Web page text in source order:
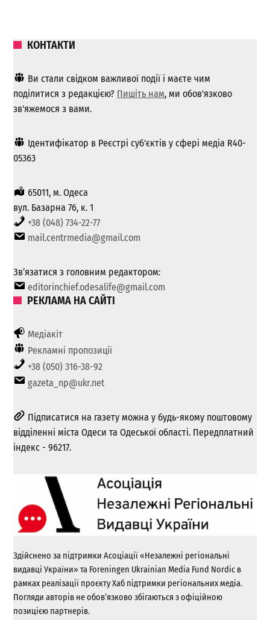
КОНТАКТИ
Ви стали свідком важливої ​​події і маєте чим
поділитися з редакцією? Пишіть нам, ми обов'язково
зв'яжемося з вами.
Ідентифікатор в Реєстрі суб'єктів у сфері медіа R40-
05363
65011, м. Одеса
вул. Базарна 76, к. 1
+38 (048) 734-22-77
mail.centrmedia@gmail.com
Зв’язатися з головним редактором:
editorinchief.odesalife@gmail.com
РЕКЛАМА НА САЙТІ
Медіакіт
Рекламні пропозиції
+38 (050) 316-38-92
gazeta_np@ukr.net
Підписатися на газету можна у будь-якому поштовому
відділенні міста Одеси та Одеської області. Передплатний
індекс - 96217.
Здійснено за підтримки Асоціації «Незалежні регіональні
видавці України» та Foreningen Ukrainian Media Fund Nordic в
рамках реалізації проєкту Хаб підтримки регіональних медіа.
Погляди авторів не обов’язково збігаються з офіційною
позицією партнерів.